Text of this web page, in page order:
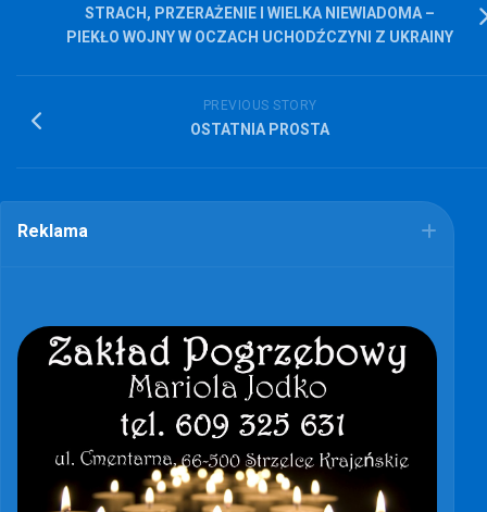
STRACH, PRZERAŻENIE I WIELKA NIEWIADOMA –
PIEKŁO WOJNY W OCZACH UCHODŹCZYNI Z UKRAINY
PREVIOUS STORY
OSTATNIA PROSTA
Reklama